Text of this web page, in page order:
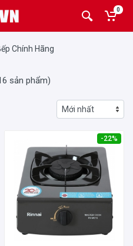
0
Chính Hãng
sản phẩm)
-22%